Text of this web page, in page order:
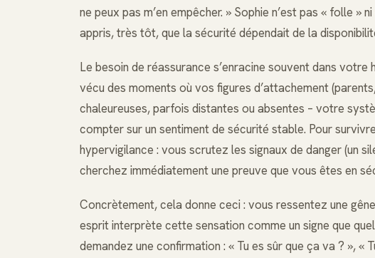
ne peux pas m’en empêcher. » Sophie n’est pas « folle
appris, très tôt, que la sécurité dépendait de la
Le besoin de réassurance s’enracine souvent dans
vécu des moments où vos figures d’attachement
chaleureuses, parfois distantes ou absentes – votre
compter sur un sentiment de sécurité stable. Pour
hypervigilance : vous scrutez les signaux de danger (un
cherchez immédiatement une preuve que vous êtes en
Concrètement, cela donne ceci : vous ressentez une
esprit interprète cette sensation comme un signe que
demandez une confirmation : « Tu es sûr que ça va ? », «